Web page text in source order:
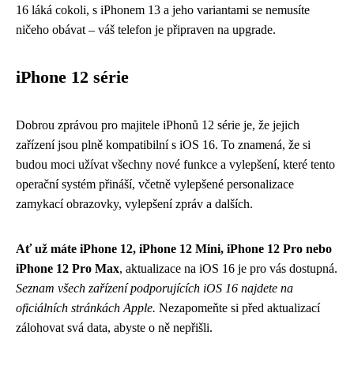
16 láká cokoli, s iPhonem 13 a jeho variantami se nemusíte
ničeho obávat – váš telefon je připraven na upgrade.
iPhone 12 série
Dobrou zprávou pro majitele iPhonů 12 série je, že jejich
zařízení jsou plně kompatibilní s iOS 16. To znamená, že si
budou moci užívat všechny nové funkce a vylepšení, které tento
operační systém přináší, včetně vylepšené personalizace
zamykací obrazovky, vylepšení zpráv a dalších.
Ať už máte iPhone 12, iPhone 12 Mini, iPhone 12 Pro nebo
iPhone 12 Pro Max, aktualizace na iOS 16 je pro vás dostupná.
Seznam všech zařízení podporujících iOS 16 najdete na
oficiálních stránkách Apple. Nezapomeňte si před aktualizací
zálohovat svá data, abyste o ně nepřišli.